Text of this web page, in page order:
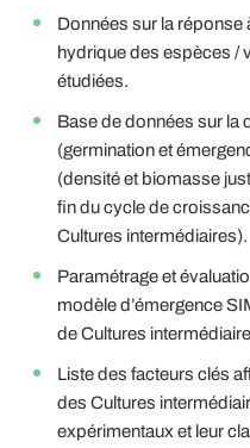
Données sur la réponse
hydrique des espèces /
étudiées.
Base de données sur la
(germination et
(densité et biomasse
fin du cycle de
Cultures intermédiaires).
Paramétrage et
modèle d’émergence
de Cultures
Liste des facteurs clés
des Cultures
expérimentaux et leur